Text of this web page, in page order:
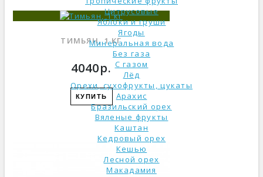
Цитрусовые
Яблоки и груши
Ягоды
Минеральная вода
Без газа
С газом
Лёд
Орехи, сухофрукты, цукаты
Арахис
Бразильский орех
Вяленые фрукты
Каштан
Кедровый орех
Кешью
Лесной орех
Макадамия
ТИМЬЯН, 1 КГ
4040р.
КУПИТЬ